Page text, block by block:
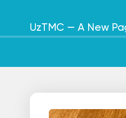
UzTMC — A New